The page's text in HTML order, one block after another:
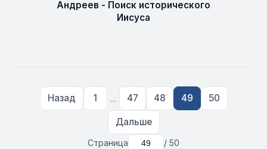
Андреев - Поиск исторического
Иисуса
Назад 1 ... 47 48 49 50
Дальше
Страница / 50